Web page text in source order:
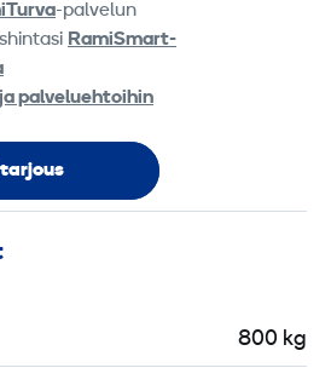
-palvelun
RamiSmart-
palveluehtoihin
800 kg